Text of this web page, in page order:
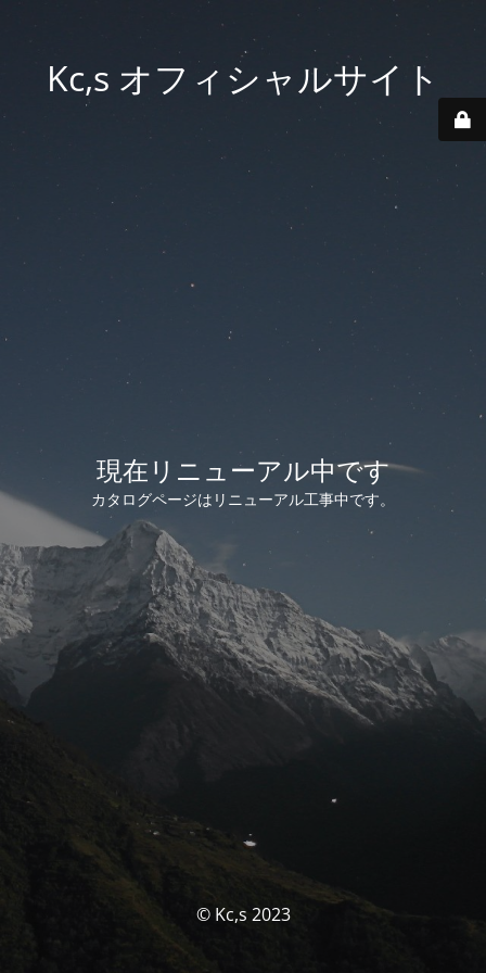
Kc,s オフィシャルサイト
現在リニューアル中です
カタログページはリニューアル工事中です。
© Kc,s 2023